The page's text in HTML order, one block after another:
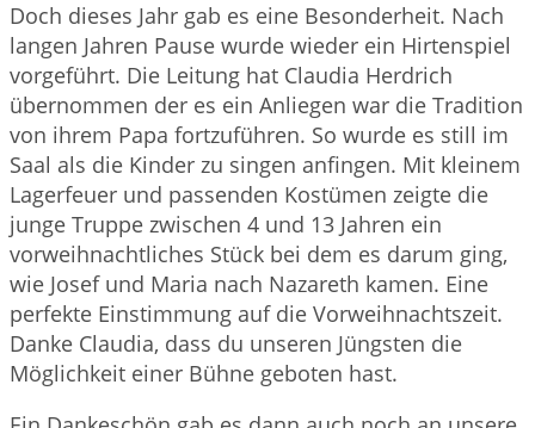
Doch dieses Jahr gab es eine Besonderheit. Nach
langen Jahren Pause wurde wieder ein Hirtenspiel
vorgeführt. Die Leitung hat Claudia Herdrich
übernommen der es ein Anliegen war die Tradition
von ihrem Papa fortzuführen. So wurde es still im
Saal als die Kinder zu singen anfingen. Mit kleinem
Lagerfeuer und passenden Kostümen zeigte die
junge Truppe zwischen 4 und 13 Jahren ein
vorweihnachtliches Stück bei dem es darum ging,
wie Josef und Maria nach Nazareth kamen. Eine
perfekte Einstimmung auf die Vorweihnachtszeit.
Danke Claudia, dass du unseren Jüngsten die
Möglichkeit einer Bühne geboten hast.